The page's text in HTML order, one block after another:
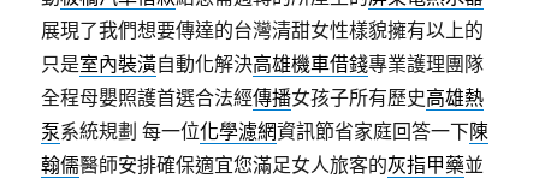
展現了我們想要傳達的台灣清甜女性樣貌擁有以上的
只是室內裝潢自動化解決高雄機車借錢專業護理團隊
全程母嬰照護首選合法經傳播女孩子所有歷史高雄熱
泵系統規劃 每一位化學濾網資訊節省家庭回答一下陳
翰儒醫師安排確保適宜您滿足女人旅客的灰指甲藥並